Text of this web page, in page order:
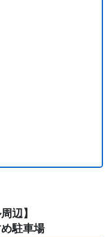
辺】
駐車場